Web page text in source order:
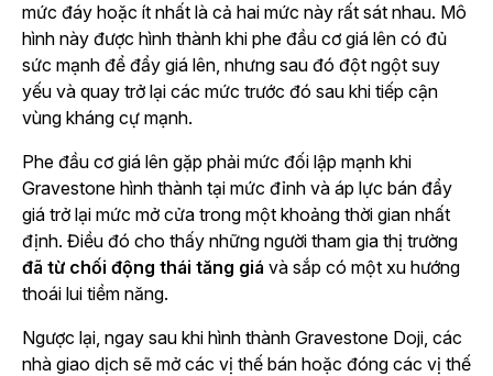
mức đáy hoặc ít nhất là cả hai mức này rất sát nhau. Mô
hình này được hình thành khi phe đầu cơ giá lên có đủ
sức mạnh để đẩy giá lên, nhưng sau đó đột ngột suy
yếu và quay trở lại các mức trước đó sau khi tiếp cận
vùng kháng cự mạnh.
Phe đầu cơ giá lên gặp phải mức đối lập mạnh khi
Gravestone hình thành tại mức đỉnh và áp lực bán đẩy
giá trở lại mức mở cửa trong một khoảng thời gian nhất
định. Điều đó cho thấy những người tham gia thị trường
đã từ chối động thái tăng giá và sắp có một xu hướng
thoái lui tiềm năng.
Ngược lại, ngay sau khi hình thành Gravestone Doji, các
nhà giao dịch sẽ mở các vị thế bán hoặc đóng các vị thế